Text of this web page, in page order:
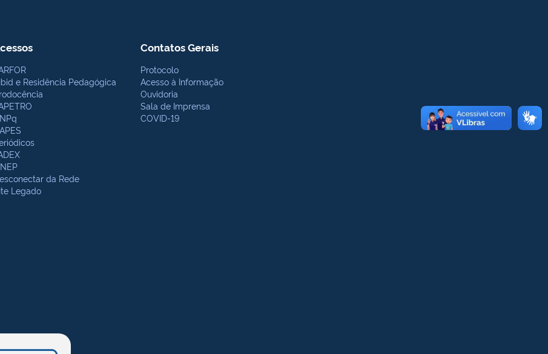
e Residência Pedagógica
da Rede
Legado
Contatos Gerais
Protocolo
Acesso à Informação
Ouvidoria
Sala de Imprensa
COVID-19